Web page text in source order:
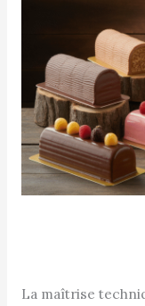
La maîtrise